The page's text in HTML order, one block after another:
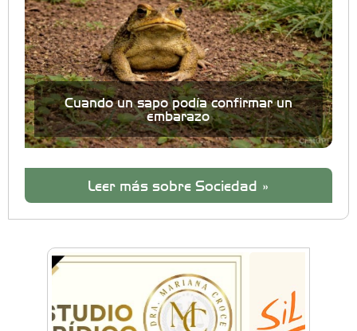
Cuando un sapo podía confirmar un
embarazo
Leer más sobre Sociedad »